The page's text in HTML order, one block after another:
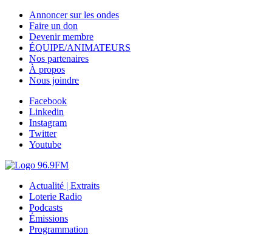
Annoncer sur les ondes
Faire un don
Devenir membre
ÉQUIPE/ANIMATEURS
Nos partenaires
À propos
Nous joindre
Facebook
Linkedin
Instagram
Twitter
Youtube
Actualité | Extraits
Loterie Radio
Podcasts
Émissions
Programmation